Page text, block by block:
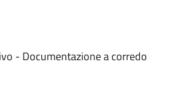
- Documentazione a corredo